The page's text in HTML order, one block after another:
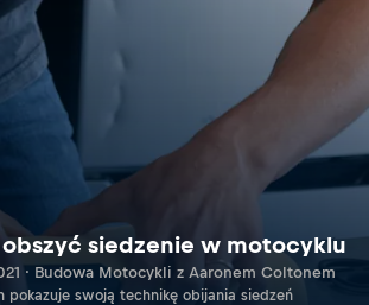
obszyć siedzenie w motocyklu
· Budowa Motocykli z Aaronem Coltonem
pokazuje swoją technikę obijania siedzeń